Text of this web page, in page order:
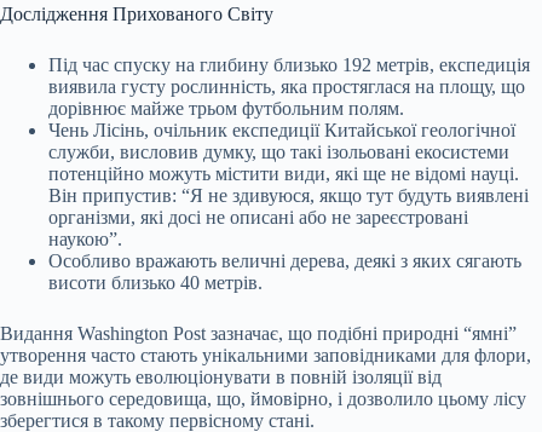
Дослідження Прихованого Світу
Під час спуску на глибину близько 192 метрів, експедиція
виявила густу рослинність, яка простяглася на площу, що
дорівнює майже трьом футбольним полям.
Чень Лісінь, очільник експедиції Китайської геологічної
служби, висловив думку, що такі ізольовані екосистеми
потенційно можуть містити види, які ще не відомі науці.
Він припустив: “Я не здивуюся, якщо тут будуть виявлені
організми, які досі не описані або не зареєстровані
наукою”.
Особливо вражають величні дерева, деякі з яких сягають
висоти близько 40 метрів.
Видання Washington Post зазначає, що подібні природні “ямні”
утворення часто стають унікальними заповідниками для флори,
де види можуть еволюціонувати в повній ізоляції від
зовнішнього середовища, що, ймовірно, і дозволило цьому лісу
зберегтися в такому первісному стані.